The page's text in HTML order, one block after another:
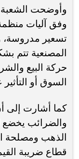
وأوضحت
وفق آليات
تسعير مدروسة،
المصنعية تتم
حركة البيع
السوق أو
كما أشارت إلى
والضرائب
الذهب ومصلحة
قطاع ضريبة